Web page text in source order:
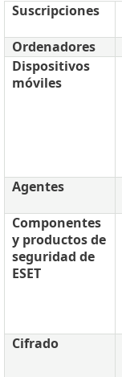
Suscripciones
Ordenadores
Dispositivos
móviles
Agentes
Componentes
y productos de
seguridad de
ESET
Cifrado